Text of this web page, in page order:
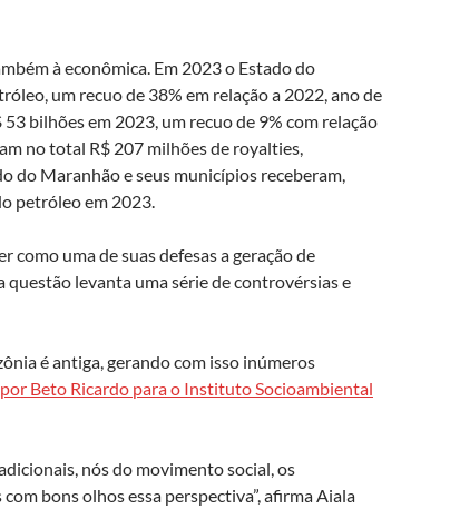
à econômica. Em 2023 o Estado do
um recuo de 38% em relação a 2022, ano de
bilhões em 2023, um recuo de 9% com relação
no total R$ 207 milhões de royalties,
do Maranhão e seus municípios receberam,
petróleo em 2023.
como uma de suas defesas a geração de
levanta uma série de controvérsias e
é antiga, gerando com isso inúmeros
Beto Ricardo para o Instituto Socioambiental
nós do movimento social, os
bons olhos essa perspectiva”, afirma Aiala